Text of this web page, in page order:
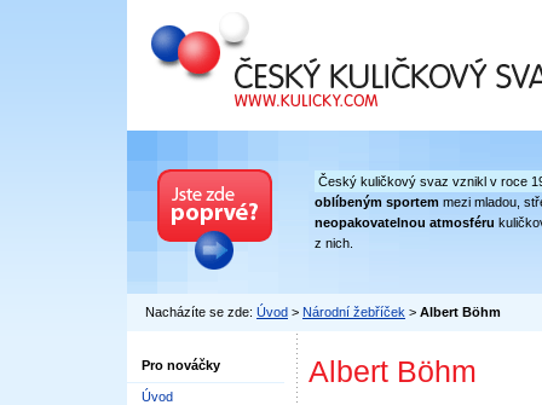
Český kuličkový svaz
Český kuličkový svaz vznikl v roce
oblíbeným sportem mezi mladou,
neopakovatelnou atmosféru
z nich.
Nacházíte se zde: Úvod > Národní žebříček > Albert Böhm
Pro nováčky
Úvod
Albert Böhm